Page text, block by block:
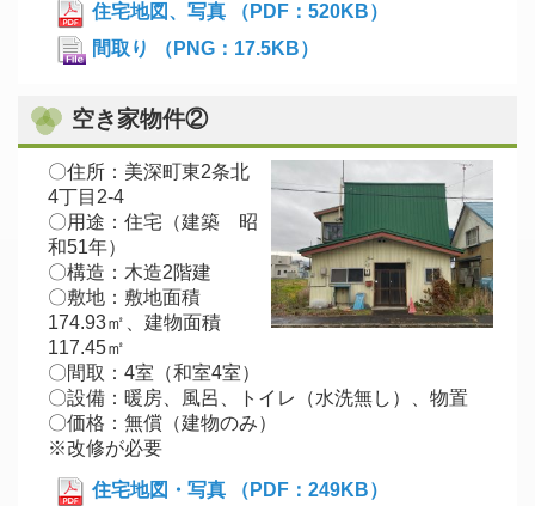
住宅地図、写真 （PDF：520KB）
間取り （PNG：17.5KB）
空き家物件②
〇住所：美深町東2条北
4丁目2-4
〇用途：住宅（建築 昭
和51年）
〇構造：木造2階建
〇敷地：敷地面積
174.93㎡、建物面積
117.45㎡
〇間取：4室（和室4室）
〇設備：暖房、風呂、トイレ（水洗無し）、物置
〇価格：無償（建物のみ）
※改修が必要
住宅地図・写真 （PDF：249KB）